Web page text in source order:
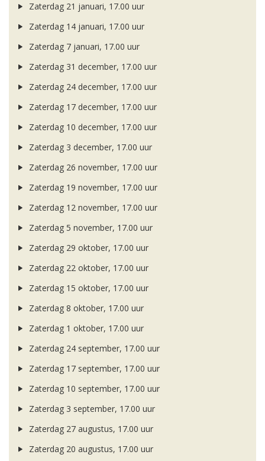
Zaterdag 21 januari, 17.00 uur
Zaterdag 14 januari, 17.00 uur
Zaterdag 7 januari, 17.00 uur
Zaterdag 31 december, 17.00 uur
Zaterdag 24 december, 17.00 uur
Zaterdag 17 december, 17.00 uur
Zaterdag 10 december, 17.00 uur
Zaterdag 3 december, 17.00 uur
Zaterdag 26 november, 17.00 uur
Zaterdag 19 november, 17.00 uur
Zaterdag 12 november, 17.00 uur
Zaterdag 5 november, 17.00 uur
Zaterdag 29 oktober, 17.00 uur
Zaterdag 22 oktober, 17.00 uur
Zaterdag 15 oktober, 17.00 uur
Zaterdag 8 oktober, 17.00 uur
Zaterdag 1 oktober, 17.00 uur
Zaterdag 24 september, 17.00 uur
Zaterdag 17 september, 17.00 uur
Zaterdag 10 september, 17.00 uur
Zaterdag 3 september, 17.00 uur
Zaterdag 27 augustus, 17.00 uur
Zaterdag 20 augustus, 17.00 uur